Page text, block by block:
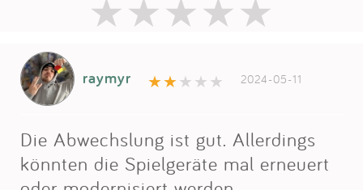
raymyr 2024-05-11
Die Abwechslung ist gut. Allerdings
könnten die Spielgeräte mal erneuert